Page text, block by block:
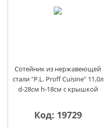
Сотейник из нержавеющей
стали "P.L. Proff Сuisine" 11,0л
d-28см h-18см с крышкой
Код: 19729